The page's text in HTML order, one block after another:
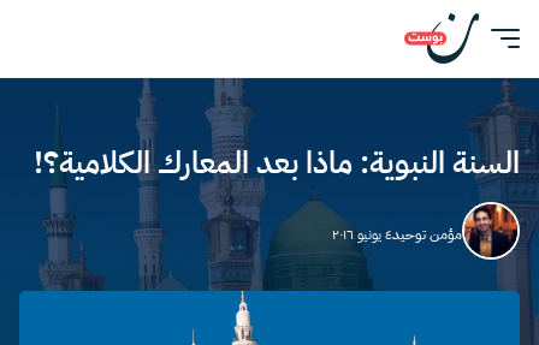
السنة النبوية: ماذا بعد المعارك الكلامية؟!
مؤمن توحيد٤ يونيو ٢٠١٦